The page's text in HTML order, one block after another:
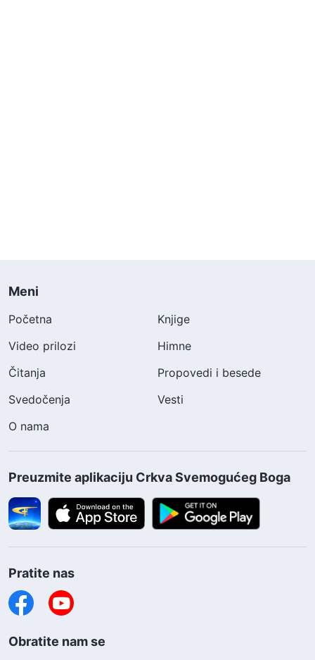
Meni
Početna
Knjige
Video prilozi
Himne
Čitanja
Propovedi i besede
Svedočenja
Vesti
O nama
Preuzmite aplikaciju Crkva Svemogućeg Boga
Pratite nas
Obratite nam se